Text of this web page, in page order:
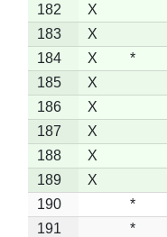
182
X
183
X
184
X *
185
X
186
X
187
X
188
X
189
X
190
*
191
*